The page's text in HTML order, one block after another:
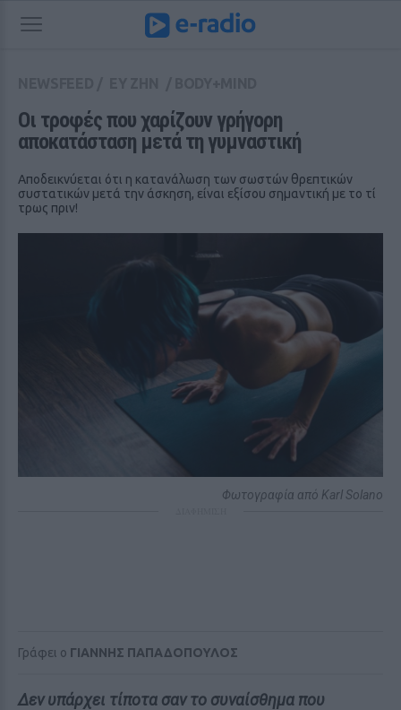
Oι τροφές που χαρίζουν γρήγορη
αποκατάσταση μετά τη γυμναστική
Αποδεικνύεται ότι η κατανάλωση των σωστών θρεπτικών
συστατικών μετά την άσκηση, είναι εξίσου σημαντική με το τί
τρως πριν!
Φωτογραφία από Karl Solano
Γράφει ο ΓΙΑΝΝΗΣ ΠΑΠΑΔΟΠΟΥΛΟΣ
Δεν υπάρχει τίποτα σαν το συναίσθημα που